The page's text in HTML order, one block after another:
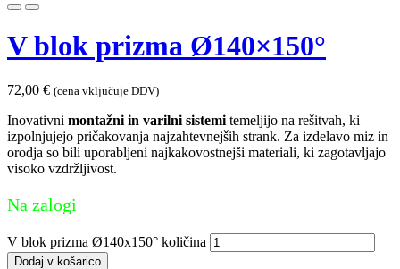
V blok prizma Ø140×150°
72,00 € (cena vključuje DDV)
Inovativni montažni in varilni sistemi temeljijo na rešitvah, ki
izpolnjujejo pričakovanja najzahtevnejših strank. Za izdelavo miz in
orodja so bili uporabljeni najkakovostnejši materiali, ki zagotavljajo
visoko vzdržljivost.
Na zalogi
V blok prizma Ø140x150° količina
Dodaj v košarico